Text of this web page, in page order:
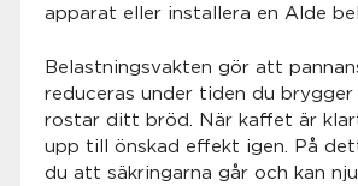
apparat eller installera en Alde
Belastningsvakten gör att
reduceras under tiden du
rostar ditt bröd. När kaffet är
upp till önskad effekt igen. På
du att säkringarna går och kan